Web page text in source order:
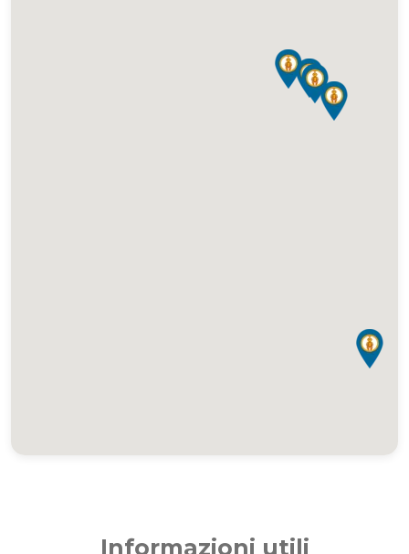
Informazioni utili